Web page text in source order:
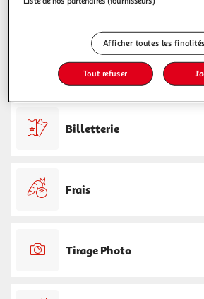
Station Essence
Service Après Vente
Billetterie
Frais
Tirage Photo
Afficher toutes les finalités
Tout refuser